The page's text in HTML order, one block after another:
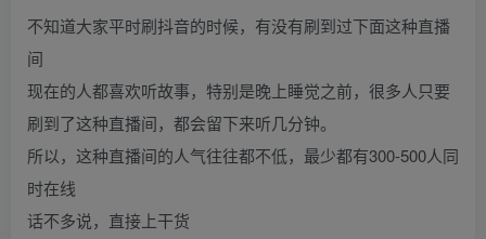
不知道大家平时刷抖音的时候，有没有刷到过下面这种直播
间
现在的人都喜欢听故事，特别是晚上睡觉之前，很多人只要
刷到了这种直播间，都会留下来听几分钟。
所以，这种直播间的人气往往都不低，最少都有300-500人同
时在线
话不多说，直接上干货